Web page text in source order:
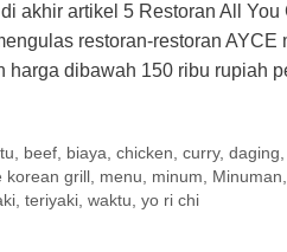
akhir artikel 5 Restoran All
restoran-restoran
dibawah 150 ribu rupiah
beef biaya ,chicken ,curry,daging
korean grill menu minum Minuman
teriyaki waktu yo ri chi